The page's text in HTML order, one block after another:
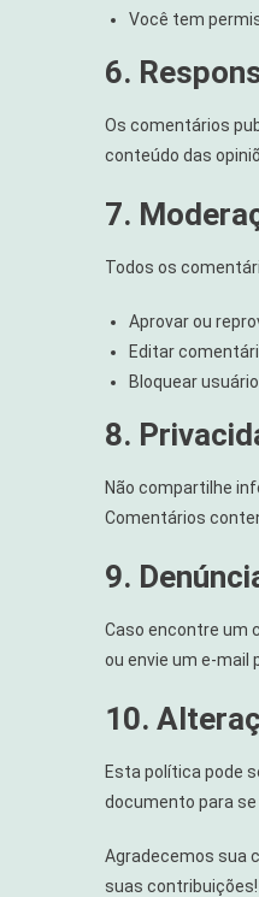
Você tem
6.
Os comentários
conteúdo das
7.
Todos os
Aprovar ou
Editar
Bloquear
8.
Não compartilhe
Comentários
9.
Caso encontre um
ou envie um e-mail
10.
Esta política pode
documento para
Agradecemos sua
suas contribuições!